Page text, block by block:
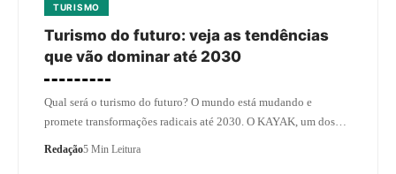
TURISMO
Turismo do futuro: veja as tendências
que vão dominar até 2030
Qual será o turismo do futuro? O mundo está mudando e
promete transformações radicais até 2030. O KAYAK, um dos…
Redação5 Min Leitura